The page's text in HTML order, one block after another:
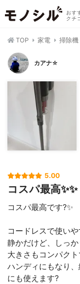
おす
クチ
TOP 家電 掃除機
カアナ☆
5.00
コスパ最高✨✨
コスパ最高です?✨
コードレスで使いや
静かだけど、しっ
大きさもコンパクト
ハンディにもなり
にも使えます?